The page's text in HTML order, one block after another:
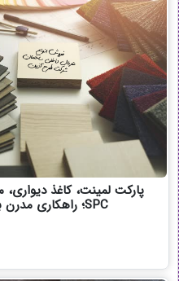
پارکت لمینت، کاغذ
SPC؛ راهکاری مدرن برای دکوراسیون داخلی.